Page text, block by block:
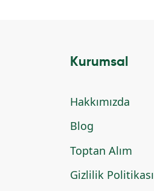
Kurumsal
Hakkımızda
Blog
Toptan Alım
Gizlilik Politikası